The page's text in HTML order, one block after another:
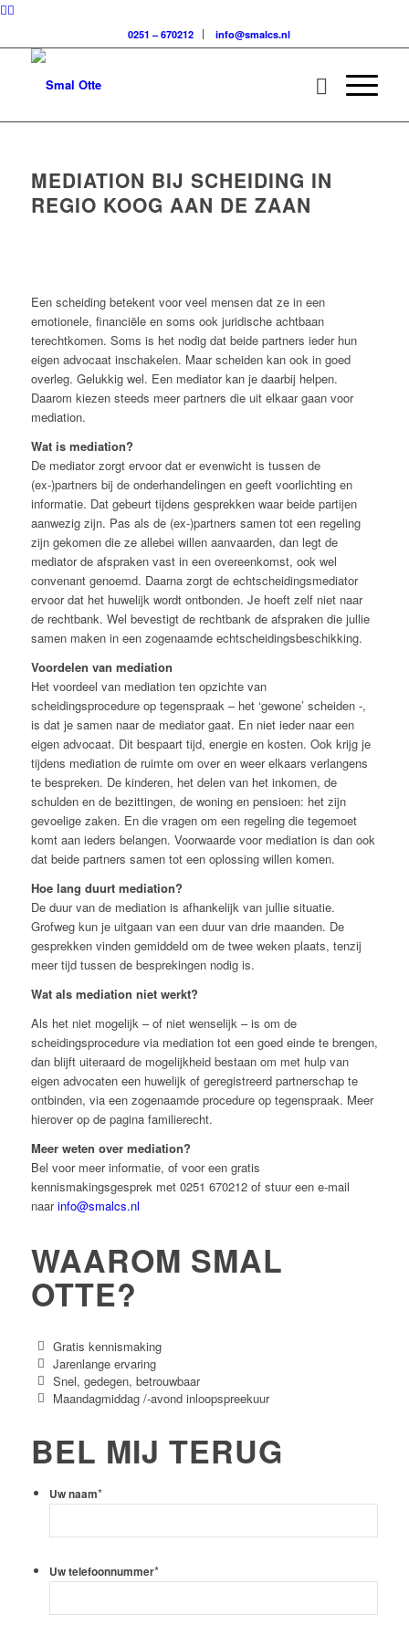
0251 – 670212 info@smalcs.nl
MEDIATION BIJ SCHEIDING IN
REGIO KOOG AAN DE ZAAN
Een scheiding betekent voor veel mensen dat ze in een
emotionele, financiële en soms ook juridische achtbaan
terechtkomen. Soms is het nodig dat beide partners ieder hun
eigen advocaat inschakelen. Maar scheiden kan ook in goed
overleg. Gelukkig wel. Een mediator kan je daarbij helpen.
Daarom kiezen steeds meer partners die uit elkaar gaan voor
mediation.
Wat is mediation?
De mediator zorgt ervoor dat er evenwicht is tussen de
(ex-)partners bij de onderhandelingen en geeft voorlichting en
informatie. Dat gebeurt tijdens gesprekken waar beide partijen
aanwezig zijn. Pas als de (ex-)partners samen tot een regeling
zijn gekomen die ze allebei willen aanvaarden, dan legt de
mediator de afspraken vast in een overeenkomst, ook wel
convenant genoemd. Daarna zorgt de echtscheidingsmediator
ervoor dat het huwelijk wordt ontbonden. Je hoeft zelf niet naar
de rechtbank. Wel bevestigt de rechtbank de afspraken die jullie
samen maken in een zogenaamde echtscheidingsbeschikking.
Voordelen van mediation
Het voordeel van mediation ten opzichte van
scheidingsprocedure op tegenspraak – het ‘gewone’ scheiden -,
is dat je samen naar de mediator gaat. En niet ieder naar een
eigen advocaat. Dit bespaart tijd, energie en kosten. Ook krijg je
tijdens mediation de ruimte om over en weer elkaars verlangens
te bespreken. De kinderen, het delen van het inkomen, de
schulden en de bezittingen, de woning en pensioen: het zijn
gevoelige zaken. En die vragen om een regeling die tegemoet
komt aan ieders belangen. Voorwaarde voor mediation is dan ook
dat beide partners samen tot een oplossing willen komen.
Hoe lang duurt mediation?
De duur van de mediation is afhankelijk van jullie situatie.
Grofweg kun je uitgaan van een duur van drie maanden. De
gesprekken vinden gemiddeld om de twee weken plaats, tenzij
meer tijd tussen de besprekingen nodig is.
Wat als mediation niet werkt?
Als het niet mogelijk – of niet wenselijk – is om de
scheidingsprocedure via mediation tot een goed einde te brengen,
dan blijft uiteraard de mogelijkheid bestaan om met hulp van
eigen advocaten een huwelijk of geregistreerd partnerschap te
ontbinden, via een zogenaamde procedure op tegenspraak. Meer
hierover op de pagina familierecht.
Meer weten over mediation?
Bel voor meer informatie, of voor een gratis
kennismakingsgesprek met 0251 670212 of stuur een e-mail
naarinfo@smalcs.nl
WAAROM SMAL
OTTE?
Gratis kennismaking
Jarenlange ervaring
Snel, gedegen, betrouwbaar
Maandagmiddag /-avond inloopspreekuur
BEL MIJ TERUG
Uw naam*
Uw telefoonnummer*